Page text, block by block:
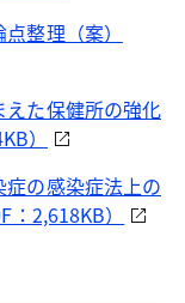
整理（案）
た保健所の強化
）
の感染症法上の
2,618KB）